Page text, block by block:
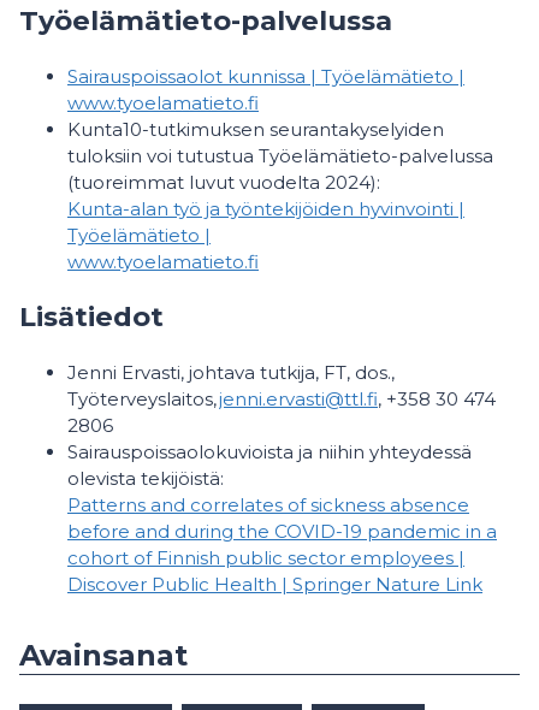
Työelämätieto-palvelussa
Sairauspoissaolot kunnissa | Työelämätieto |
www.tyoelamatieto.fi
Kunta10-tutkimuksen seurantakyselyiden
tuloksiin voi tutustua Työelämätieto-palvelussa
(tuoreimmat luvut vuodelta 2024):
Kunta-alan työ ja työntekijöiden hyvinvointi |
Työelämätieto |
www.tyoelamatieto.fi
Lisätiedot
Jenni Ervasti, johtava tutkija, FT, dos.,
Työterveyslaitos,jenni.ervasti@ttl.fi, +358 30 474
2806
Sairauspoissaolokuvioista ja niihin yhteydessä
olevista tekijöistä:
Patterns and correlates of sickness absence
before and during the COVID-19 pandemic in a
cohort of Finnish public sector employees |
Discover Public Health | Springer Nature Link
Avainsanat